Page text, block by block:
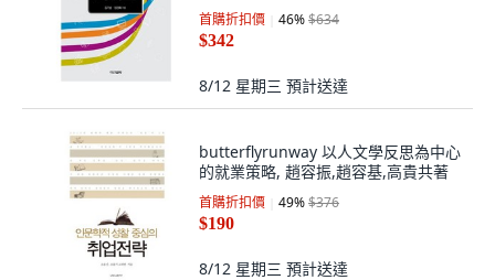
首購折扣價 46%$634
$342
8/12 星期三 預計送達
butterflyrunway 以人文學反思為中心
的就業策略, 趙容振,趙容基,高貴共著
首購折扣價 49%$376
$190
8/12 星期三 預計送達